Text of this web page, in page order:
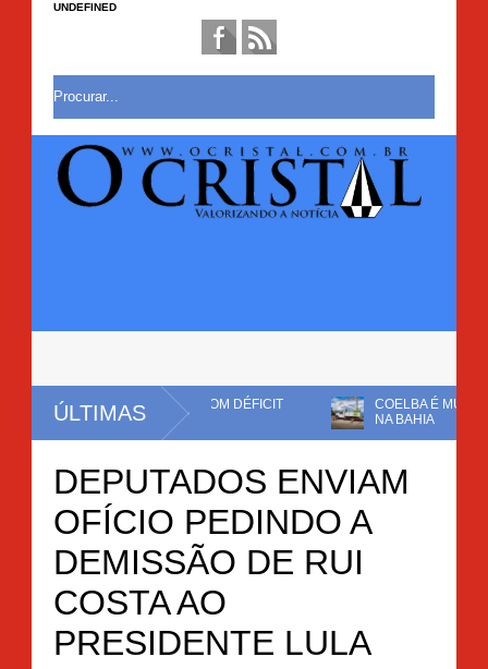
UNDEFINED
ÚLTIMAS
MANDATO COM DÉFICIT
COELBA É MULTADA EM R$ 82,7
DEPUTADOS ENVIAM
OFÍCIO PEDINDO A
DEMISSÃO DE RUI
COSTA AO
PRESIDENTE LULA